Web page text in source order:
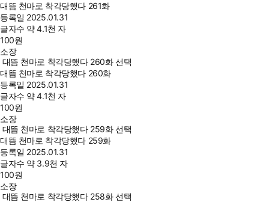
대뜸 천마로 착각당했다 261화
등록일 2025.01.31
글자수 약 4.1천 자
100원
소장
대뜸 천마로 착각당했다 260화 선택
대뜸 천마로 착각당했다 260화
등록일 2025.01.31
글자수 약 4.1천 자
100원
소장
대뜸 천마로 착각당했다 259화 선택
대뜸 천마로 착각당했다 259화
등록일 2025.01.31
글자수 약 3.9천 자
100원
소장
대뜸 천마로 착각당했다 258화 선택